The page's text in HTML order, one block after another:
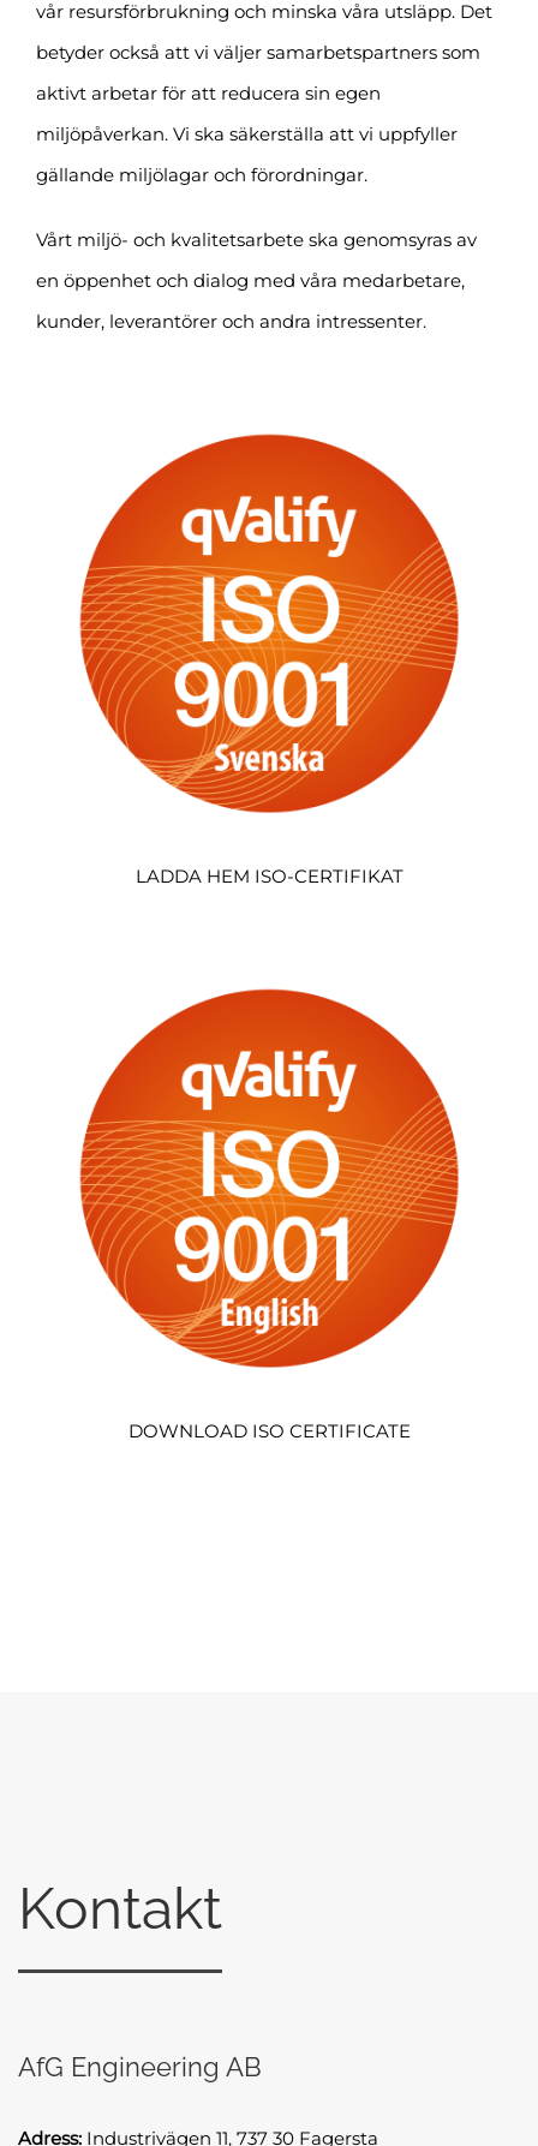
vår resursförbrukning och minska våra utsläpp. Det
betyder också att vi väljer samarbetspartners som
aktivt arbetar för att reducera sin egen
miljöpåverkan. Vi ska säkerställa att vi uppfyller
gällande miljölagar och förordningar.
Vårt miljö- och kvalitetsarbete ska genomsyras av
en öppenhet och dialog med våra medarbetare,
kunder, leverantörer och andra intressenter.
LADDA HEM ISO-CERTIFIKAT
DOWNLOAD ISO CERTIFICATE
Kontakt
AfG Engineering AB
Adress: Industrivägen 11, 737 30 Fagersta